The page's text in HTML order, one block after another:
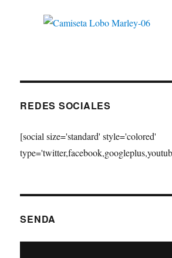
REDES SOCIALES
[social size='standard' style='colored'
SENDA